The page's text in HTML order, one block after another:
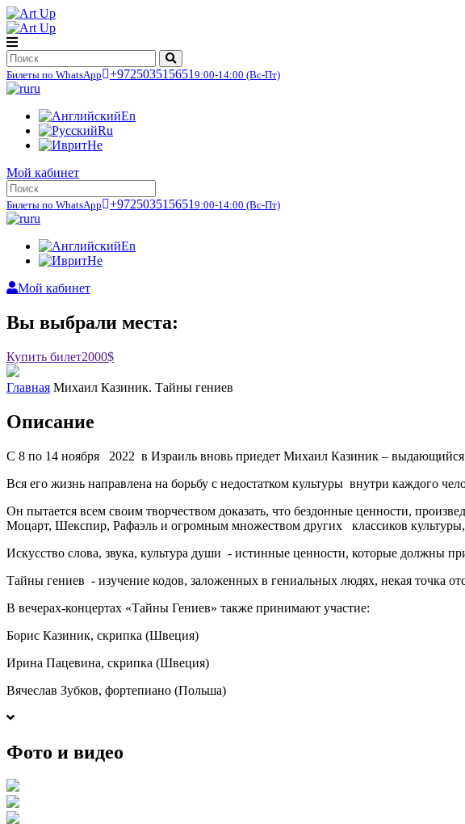
Билеты по WhatsApp +972503515651 9:00-14:00 (Вс-Пт)
ru
En
Ru
He
Мой кабинет
Билеты по WhatsApp +972503515651 9:00-14:00 (Вс-Пт)
ru
En
He
Мой кабинет
Вы выбрали места:
Купить билет2000$
Главная Михаил Казиник. Тайны гениев
Описание
С 8 по 14 ноября 2022 в Израиль вновь приедет Михаил Казиник – выдающийся
Вся его жизнь направлена на борьбу с недостатком культуры внутри каждого
Он пытается всем своим творчеством доказать, что бездонные ценности,
Моцарт, Шекспир, Рафаэль и огромным множеством других классиков
Искусство слова, звука, культура души - истинные ценности, которые должны
Тайны гениев - изучение кодов, заложенных в гениальных людях, некая точка
В вечерах-концертах «Тайны Гениев» также принимают участие:
Борис Казиник, скрипка (Швеция)
Ирина Пацевина, скрипка (Швеция)
Вячеслав Зубков, фортепиано (Польша)
Фото и видео